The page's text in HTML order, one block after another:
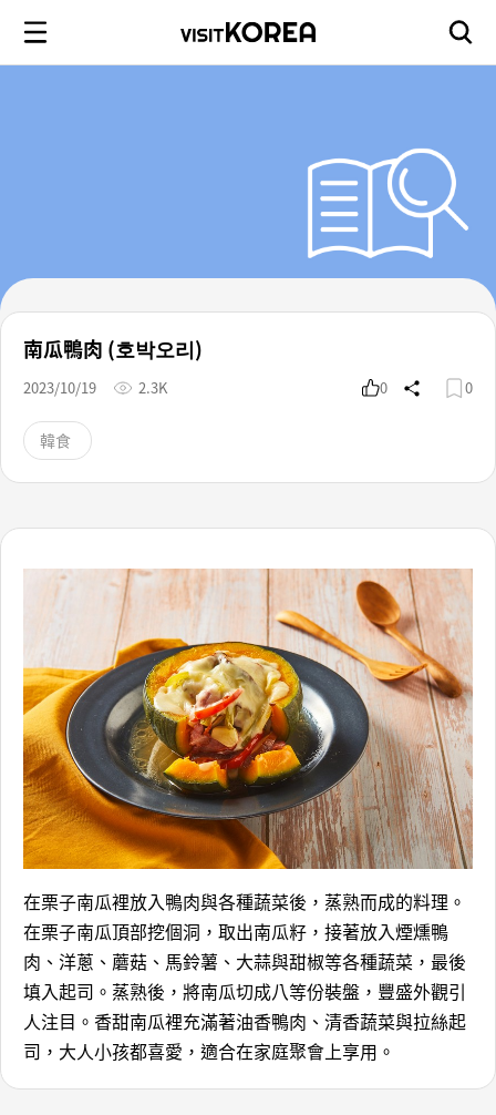
南瓜鴨肉 (호박오리)
2023/10/19 2.3K 0 0
韓食
在栗子南瓜裡放入鴨肉與各種蔬菜後，蒸熟而成的料理。
在栗子南瓜頂部挖個洞，取出南瓜籽，接著放入煙燻鴨
肉、洋蔥、蘑菇、馬鈴薯、大蒜與甜椒等各種蔬菜，最後
填入起司。蒸熟後，將南瓜切成八等份裝盤，豐盛外觀引
人注目。香甜南瓜裡充滿著油香鴨肉、清香蔬菜與拉絲起
司，大人小孩都喜愛，適合在家庭聚會上享用。